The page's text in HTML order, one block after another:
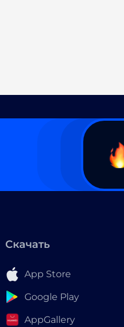
Скачать
App Store
Google Play
AppGallery